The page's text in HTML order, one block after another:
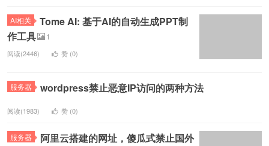
AI相关
Tome AI: 基于AI的自动生成PPT制
作工具
1
阅读(2446) 赞 (0)
服务器 wordpress禁止恶意IP访问的两种方法
阅读(1983) 赞 (0)
服务器 阿里云搭建的网址，傻瓜式禁止国外